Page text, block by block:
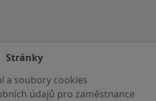
Stránky
a soubory cookies
údajů pro zaměstnance